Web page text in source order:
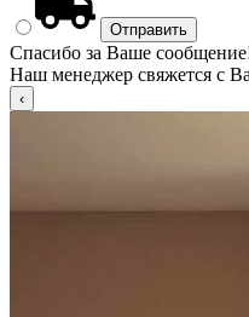
Спасибо за Ваше
Наш менеджер свяжется с